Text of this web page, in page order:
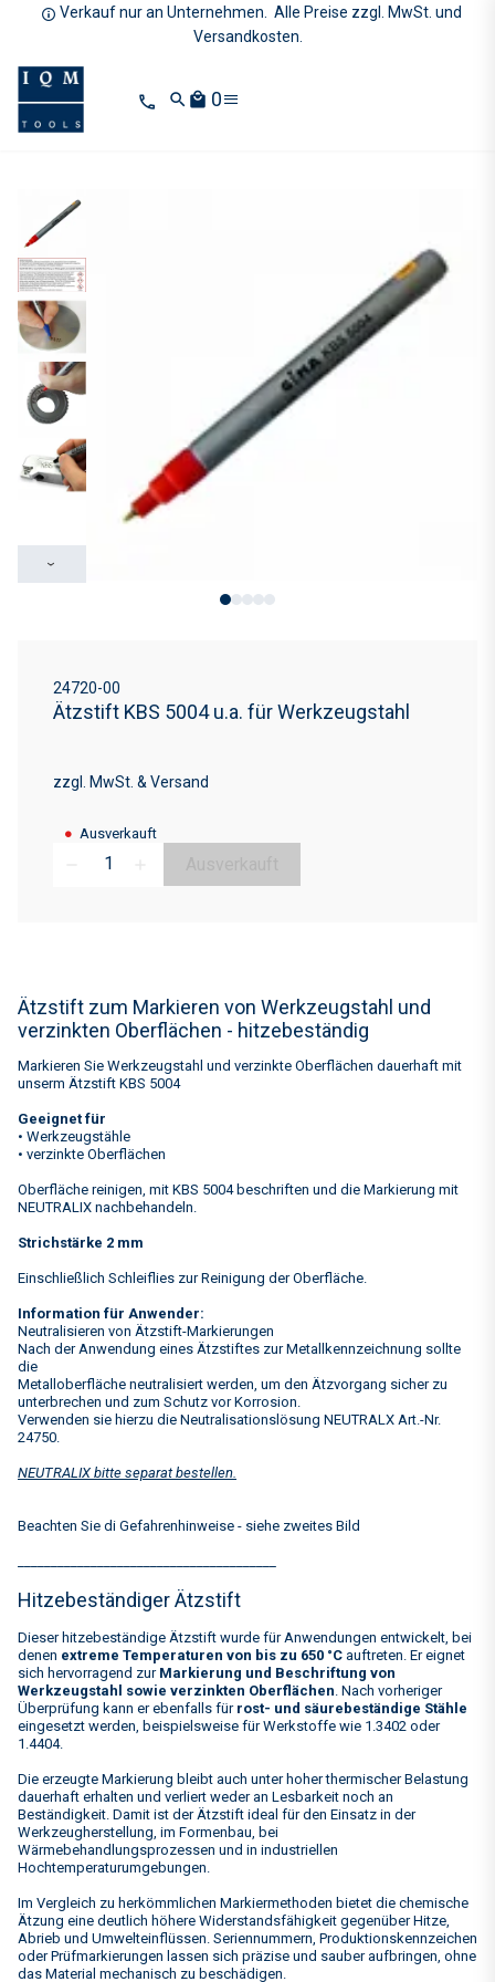
Verkauf nur an Unternehmen. Alle Preise zzgl. MwSt. und
Versandkosten.
search local_mall 0
›
Ätzstift KBS 5004 u.a. für Werkzeugstahl
zzgl. MwSt. & Versand
● Ausverkauft
24720-00
Ätzstift zum Markieren von Werkzeugstahl und
verzinkten Oberflächen - hitzebeständig
Markieren Sie Werkzeugstahl und verzinkte Oberflächen dauerhaft mit
unserm Ätzstift KBS 5004
Geeignet für
• Werkzeugstähle
• verzinkte Oberflächen
Oberfläche reinigen, mit KBS 5004 beschriften und die Markierung mit
NEUTRALIX nachbehandeln.
Strichstärke 2 mm
Einschließlich Schleiflies zur Reinigung der Oberfläche.
Information für Anwender:
Neutralisieren von Ätzstift-Markierungen
Nach der Anwendung eines Ätzstiftes zur Metallkennzeichnung sollte
die
Metalloberfläche neutralisiert werden, um den Ätzvorgang sicher zu
unterbrechen und zum Schutz vor Korrosion.
Verwenden sie hierzu die Neutralisationslösung NEUTRALX Art.-Nr.
24750.
NEUTRALIX bitte separat bestellen.
Beachten Sie di Gefahrenhinweise - siehe zweites Bild
Hitzebeständiger Ätzstift
Dieser hitzebeständige Ätzstift wurde für Anwendungen entwickelt, bei
denen extreme Temperaturen von bis zu 650 °C auftreten. Er eignet
sich hervorragend zur Markierung und Beschriftung von
Werkzeugstahl sowie verzinkten Oberflächen . Nach vorheriger
Überprüfung kann er ebenfalls für rost- und säurebeständige Stähle
eingesetzt werden, beispielsweise für Werkstoffe wie 1.3402 oder
1.4404.
Die erzeugte Markierung bleibt auch unter hoher thermischer Belastung
dauerhaft erhalten und verliert weder an Lesbarkeit noch an
Beständigkeit. Damit ist der Ätzstift ideal für den Einsatz in der
Werkzeugherstellung, im Formenbau, bei
Wärmebehandlungsprozessen und in industriellen
Hochtemperaturumgebungen.
Im Vergleich zu herkömmlichen Markiermethoden bietet die chemische
Ätzung eine deutlich höhere Widerstandsfähigkeit gegenüber Hitze,
Abrieb und Umwelteinflüssen. Seriennummern, Produktionskennzeichen
oder Prüfmarkierungen lassen sich präzise und sauber aufbringen, ohne
das Material mechanisch zu beschädigen.